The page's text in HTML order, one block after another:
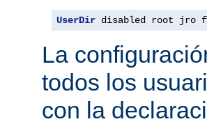
UserDir disabled root jro
La
todos los
con la